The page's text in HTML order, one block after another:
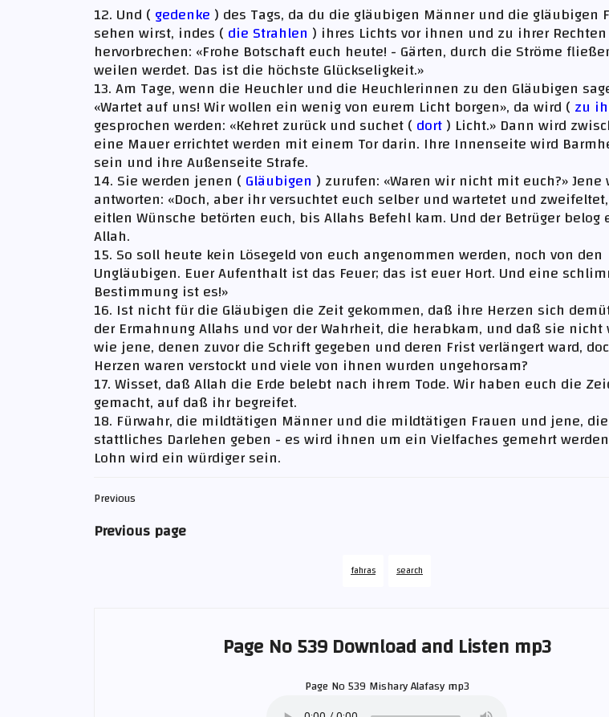
12. Und ( gedenke ) des Tags, da du die gläubigen Männer und die gläubigen
sehen wirst, indes ( die Strahlen ) ihres Lichts vor ihnen und zu ihrer Rechten
hervorbrechen: «Frohe Botschaft euch heute! - Gärten, durch die Ströme
weilen werdet. Das ist die höchste Glückseligkeit.»
13. Am Tage, wenn die Heuchler und die Heuchlerinnen zu den Gläubigen
«Wartet auf uns! Wir wollen ein wenig von eurem Licht borgen», da wird ( zu
gesprochen werden: «Kehret zurück und suchet ( dort) Licht.» Dann wird
eine Mauer errichtet werden mit einem Tor darin. Ihre Innenseite wird
sein und ihre Außenseite Strafe.
14. Sie werden jenen ( Gläubigen ) zurufen: «Waren wir nicht mit euch?» Jene
antworten: «Doch, aber ihr versuchtet euch selber und wartetet und
eitlen Wünsche betörten euch, bis Allahs Befehl kam. Und der Betrüger belog
Allah.
15. So soll heute kein Lösegeld von euch angenommen werden, noch von den
Ungläubigen. Euer Aufenthalt ist das Feuer; das ist euer Hort. Und eine
Bestimmung ist es!»
16. Ist nicht für die Gläubigen die Zeit gekommen, daß ihre Herzen sich
der Ermahnung Allahs und vor der Wahrheit, die herabkam, und daß sie nicht
wie jene, denen zuvor die Schrift gegeben und deren Frist verlängert ward,
Herzen waren verstockt und viele von ihnen wurden ungehorsam?
17. Wisset, daß Allah die Erde belebt nach ihrem Tode. Wir haben euch die
gemacht, auf daß ihr begreifet.
18. Fürwahr, die mildtätigen Männer und die mildtätigen Frauen und jene,
stattliches Darlehen geben - es wird ihnen um ein Vielfaches gemehrt
Lohn wird ein würdiger sein.
Previous
Previous page
fahras search
Page No 539 Download and Listen mp3
Page No 539Mishary Alafasymp3